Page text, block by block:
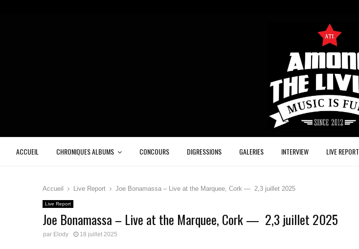
ACCUEIL CHRONIQUES ALBUMS CONCOURS DIGRESSIONS GALERIES INTERVIEW LIVE REPORT
Accueil Live Report Joe Bonamassa – Live at the Marquee, Cork — 2,3 juillet 2025
Live Report
Joe Bonamassa – Live at the Marquee, Cork — 2,3 juillet 2025
par Elody 18 juillet 2025